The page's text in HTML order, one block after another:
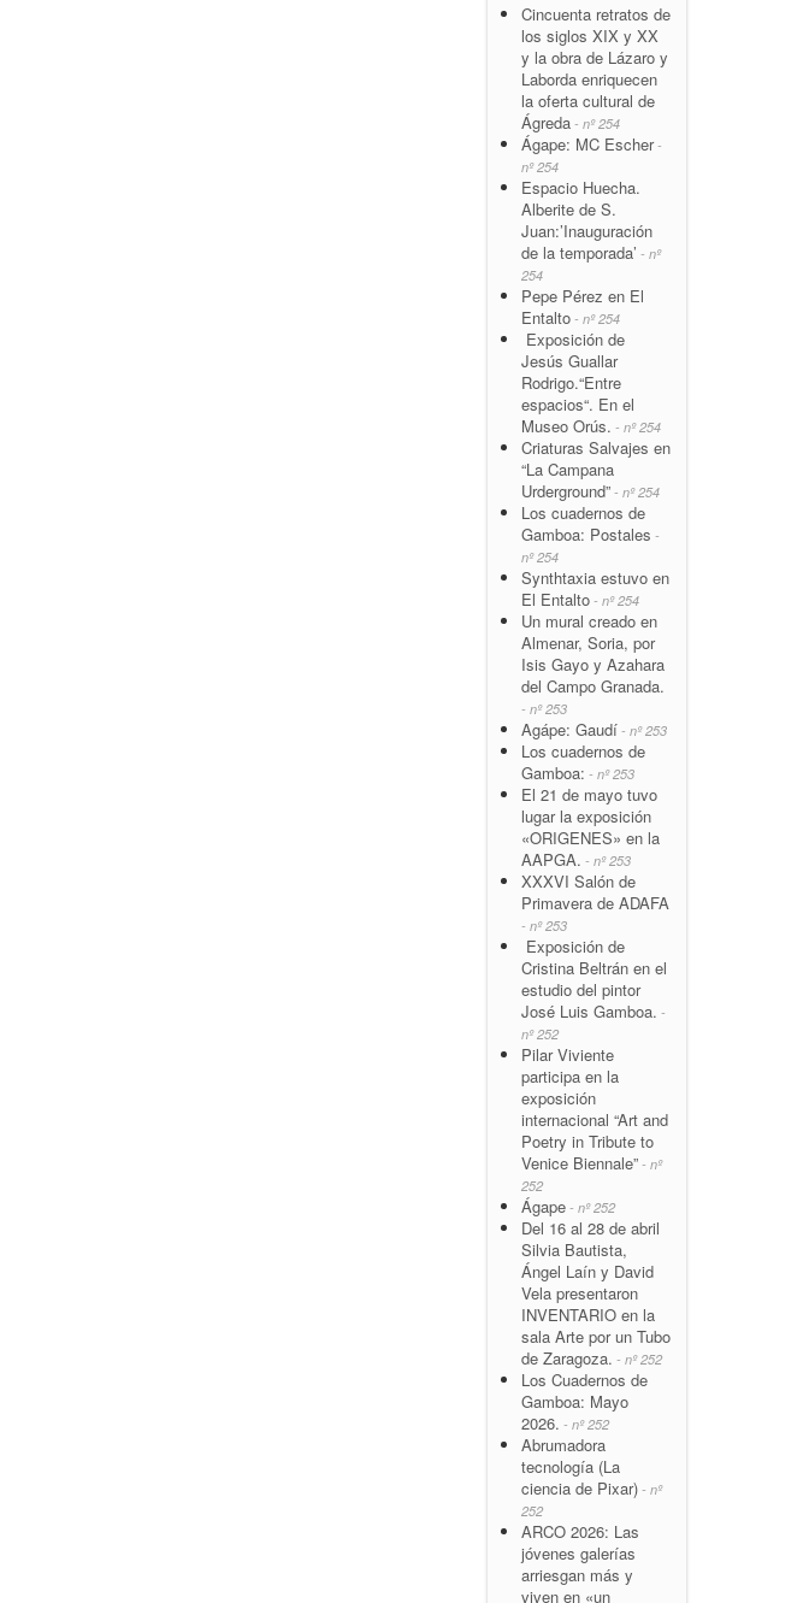
Cincuenta retratos de
los siglos XIX y XX
y la obra de Lázaro y
Laborda enriquecen
la oferta cultural de
Ágreda - nº 254
Ágape: MC Escher-
nº 254
Espacio Huecha.
Alberite de S.
Juan:’Inauguración
de la temporada’ - nº
254
Pepe Pérez en El
Entalto - nº 254
Exposición de
Jesús Guallar
Rodrigo.“Entre
espacios“. En el
Museo Orús. - nº 254
Criaturas Salvajes en
“La Campana
Urderground” - nº 254
Los cuadernos de
Gamboa: Postales -
nº 254
Synthtaxia estuvo en
El Entalto - nº 254
Un mural creado en
Almenar, Soria, por
Isis Gayo y Azahara
del Campo Granada.
- nº 253
Agápe: Gaudí - nº 253
Los cuadernos de
Gamboa: - nº 253
El 21 de mayo tuvo
lugar la exposición
«ORIGENES» en la
AAPGA. - nº 253
XXXVI Salón de
Primavera de ADAFA
- nº 253
Exposición de
Cristina Beltrán en el
estudio del pintor
José Luis Gamboa. -
nº 252
Pilar Viviente
participa en la
exposición
internacional “Art and
Poetry in Tribute to
Venice Biennale” - nº
252
Ágape - nº 252
Del 16 al 28 de abril
Silvia Bautista,
Ángel Laín y David
Vela presentaron
INVENTARIO en la
sala Arte por un Tubo
de Zaragoza. - nº 252
Los Cuadernos de
Gamboa: Mayo
2026. - nº 252
Abrumadora
tecnología (La
ciencia de Pixar) - nº
252
ARCO 2026: Las
jóvenes galerías
arriesgan más y
viven en «un